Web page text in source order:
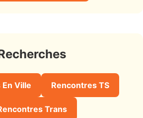
Ville Rencontres TS
Trans